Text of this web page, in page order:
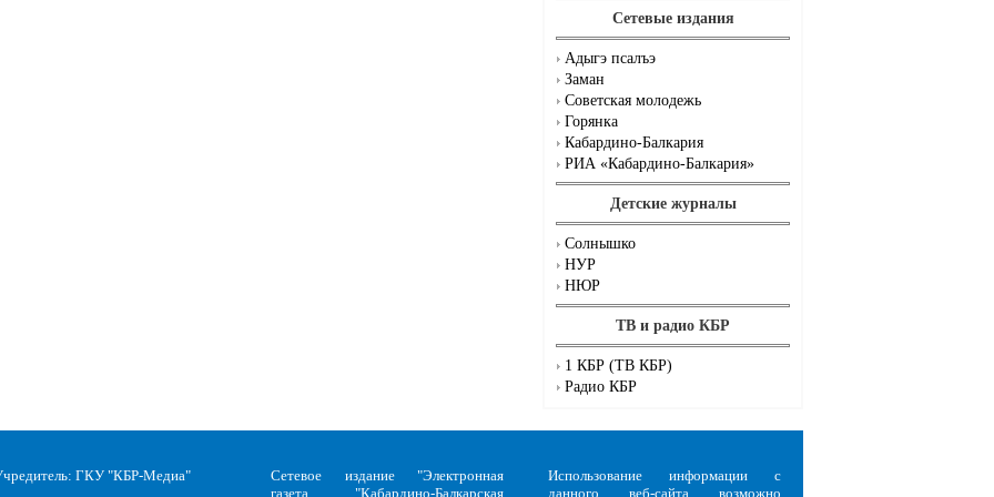
Сетевые издания
Адыгэ псалъэ
Заман
Советская молодежь
Горянка
Кабардино-Балкария
РИА «Кабардино-Балкария»
Детские журналы
Солнышко
НУР
НЮР
ТВ и радио КБР
1 КБР (ТВ КБР)
Радио КБР
ГКУ "КБР-Медиа"
Сетевое издание "Электронная
газета "Кабардино-Балкарская
Использование информации с
данного веб-сайта возможно